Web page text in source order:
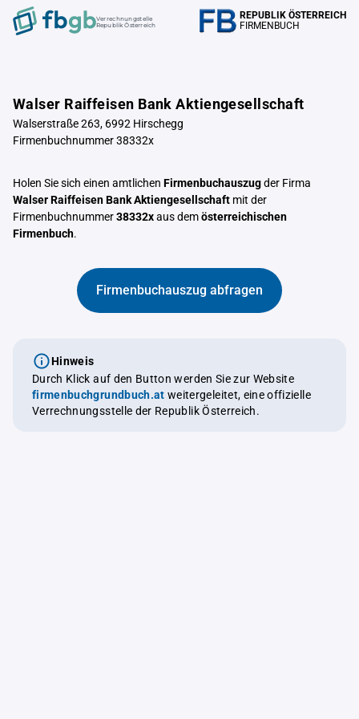
Verrechnungstelle
Republik Österreich
REPUBLIK ÖSTERREICH
FIRMENBUCH
Walser Raiffeisen Bank Aktiengesellschaft
Walserstraße 263, 6992 Hirschegg
Firmenbuchnummer 38332x
Holen Sie sich einen amtlichen Firmenbuchauszugder Firma
Walser Raiffeisen Bank Aktiengesellschaft mit der
Firmenbuchnummer38332xaus demösterreichischen
Firmenbuch.
Firmenbuchauszug abfragen
Hinweis
Durch Klick auf den Button werden Sie zur Website
firmenbuchgrundbuch.at weitergeleitet, eine offizielle
Verrechnungsstelle der Republik Österreich.